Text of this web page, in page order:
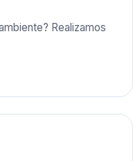
Realizamos